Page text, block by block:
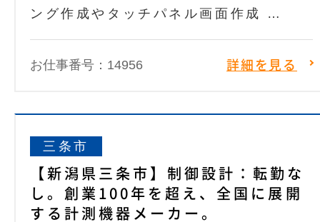
ング作成やタッチパネル画面作成 …
お仕事番号：14956 詳細を見る
三条市
【新潟県三条市】制御設計：転勤な
し。創業100年を超え、全国に展開
する計測機器メーカー。